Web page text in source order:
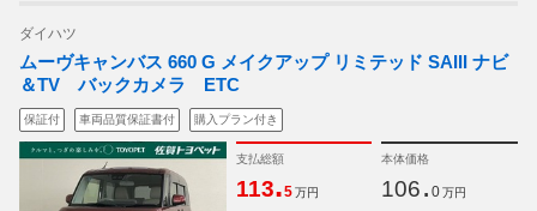
ダイハツ
ムーヴキャンバス 660 G メイクアップ リミテッド SAIII ナビ
＆TV バックカメラ ETC
保証付 車両品質保証書付 購入プラン付き
支払総額
113.5 万円
本体価格
106. 0 万円